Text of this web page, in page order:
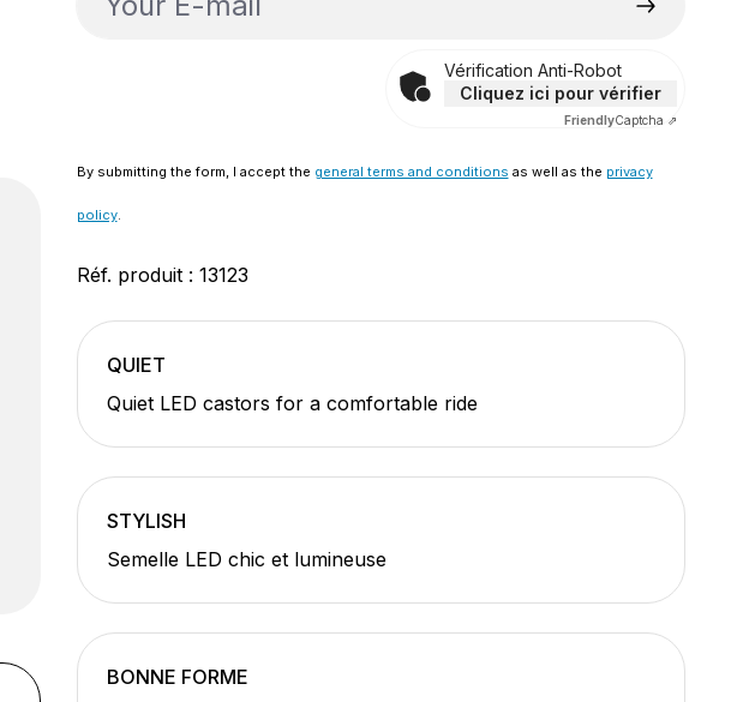
Vérification Anti-Robot
Cliquez ici pour vérifier
FriendlyCaptcha ⇗
By submitting the form, I accept the general terms and conditions as well as the privacy
policy.
Réf. produit : 13123
QUIET
Quiet LED castors for a comfortable ride
STYLISH
Semelle LED chic et lumineuse
BONNE FORME